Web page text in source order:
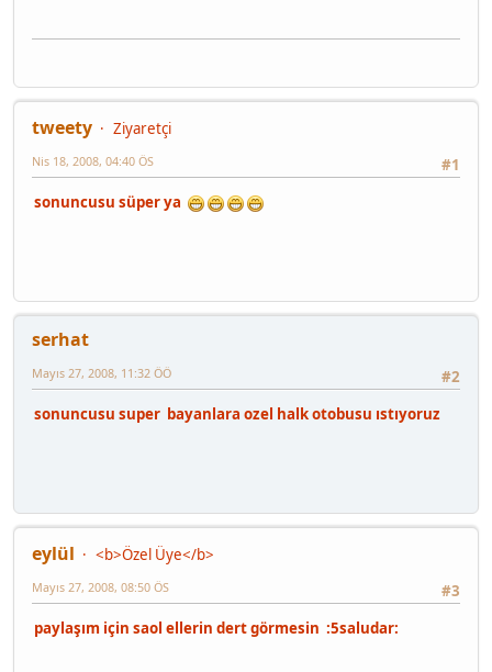
tweety
Ziyaretçi
#1
Nis 18, 2008, 04:40 ÖS
sonuncusu süper ya
serhat
#2
Mayıs 27, 2008, 11:32 ÖÖ
sonuncusu super bayanlara ozel halk otobusu ıstıyoruz
eylül
<b>Özel Üye</b>
#3
Mayıs 27, 2008, 08:50 ÖS
paylaşım için saol ellerin dert görmesin :5saludar: